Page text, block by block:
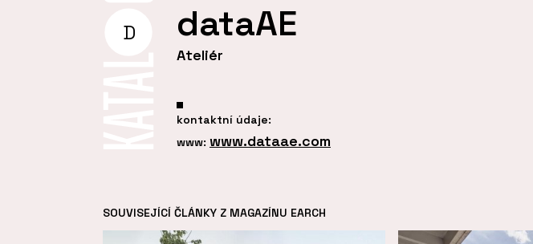
D dataAE
Ateliér
kontaktní údaje:
www: www.dataae.com
SOUVISEJÍCÍ ČLÁNKY Z MAGAZÍNU EARCH